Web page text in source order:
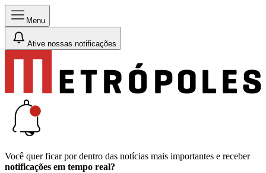
Menu
Ative nossas notificações
Você quer ficar por dentro das notícias mais importantes e receber
notificações em tempo real?